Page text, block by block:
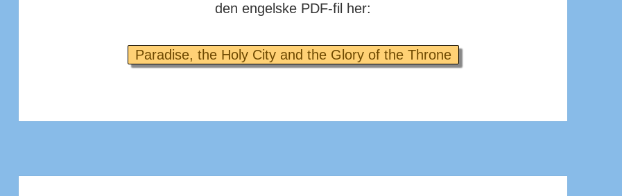
den engelske PDF-fil her:
Paradise, the Holy City and the Glory of the Throne